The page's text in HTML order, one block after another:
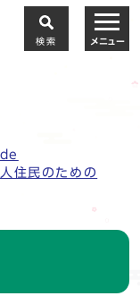
検索 メニュー
民のための